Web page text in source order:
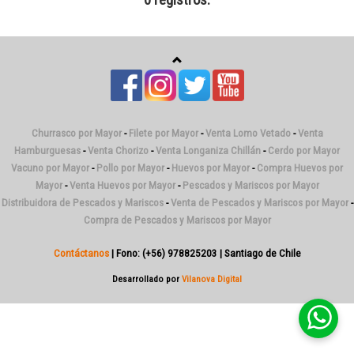
Churrasco por Mayor- Filete por Mayor-Venta Lomo Vetado-Venta
Hamburguesas -Venta Chorizo -Venta Longaniza Chillán - Cerdo por Mayor
Vacuno por Mayor - Pollo por Mayor - Huevos por Mayor - Compra Huevos por
Mayor-Venta Huevos por Mayor- Pescados y Mariscos por Mayor
Distribuidora de Pescados y Mariscos-Venta de Pescados y Mariscos por Mayor-
Compra de Pescados y Mariscos por Mayor
Contáctanos| Fono: (+56) 978825203 | Santiago de Chile
Desarrollado por Vilanova Digital